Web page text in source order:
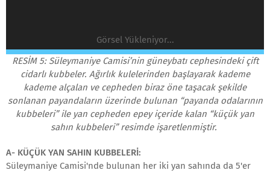
Görsel Yükleniyor...
RESİM 5: Süleymaniye Camisi’nin güneybatı cephesindeki çift
cidarlı kubbeler. Ağırlık kulelerinden başlayarak kademe
kademe alçalan ve cepheden biraz öne taşacak şekilde
sonlanan payandaların üzerinde bulunan “payanda odalarının
kubbeleri” ile yan cepheden epey içeride kalan “küçük yan
sahın kubbeleri” resimde işaretlenmiştir.
A- KÜÇÜK YAN SAHIN KUBBELERİ:
Süleymaniye Camisi'nde bulunan her iki yan sahında da 5'er